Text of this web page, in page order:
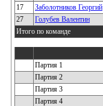
17
Заболотников Георгий
27
Голубев Валентин
Итого по команде
Партия 1
Партия 2
Партия 3
Партия 4